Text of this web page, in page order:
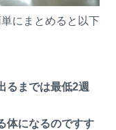
にまとめると以下
るまでは最低2週
体になるのですす